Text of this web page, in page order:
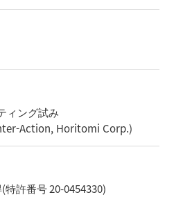
ィング試み
Action, Horitomi Corp.)
許番号 20-0454330)